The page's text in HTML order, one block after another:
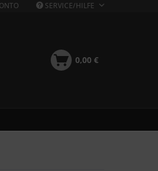
SERVICE/HILFE
0,00 €